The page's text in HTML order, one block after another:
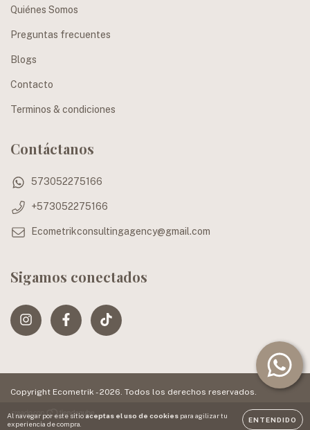
Al navegar por este sitioaceptas el uso de cookies para agilizar tu
experiencia de compra.
ENTENDIDO
Quiénes Somos
Preguntas frecuentes
Blogs
Contacto
Terminos & condiciones
Contáctanos
573052275166
+573052275166
Ecometrikconsultingagency@gmail.com
Sigamos conectados
Copyright Ecometrik - 2026. Todos los derechos reservados.